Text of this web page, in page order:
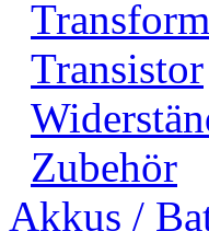
Transistor
Zubehör
Akkus /